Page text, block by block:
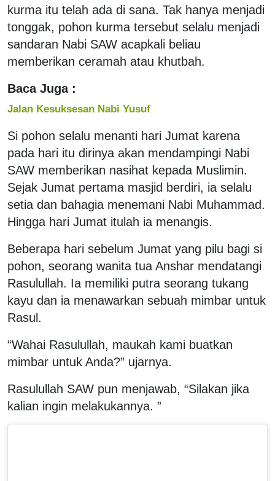
kurma itu telah ada di sana. Tak hanya menjadi
tonggak, pohon kurma tersebut selalu menjadi
sandaran Nabi SAW acapkali beliau
memberikan ceramah atau khutbah.
Baca Juga :
Jalan Kesuksesan Nabi Yusuf
Si pohon selalu menanti hari Jumat karena
pada hari itu dirinya akan mendampingi Nabi
SAW memberikan nasihat kepada Muslimin.
Sejak Jumat pertama masjid berdiri, ia selalu
setia dan bahagia menemani Nabi Muhammad.
Hingga hari Jumat itulah ia menangis.
Beberapa hari sebelum Jumat yang pilu bagi si
pohon, seorang wanita tua Anshar mendatangi
Rasulullah. Ia memiliki putra seorang tukang
kayu dan ia menawarkan sebuah mimbar untuk
Rasul.
“Wahai Rasulullah, maukah kami buatkan
mimbar untuk Anda?” ujarnya.
Rasulullah SAW pun menjawab, “Silakan jika
kalian ingin melakukannya. ”